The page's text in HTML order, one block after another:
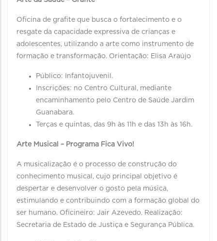
Oficina de grafite que busca o fortalecimento e o
resgate da capacidade expressiva de crianças e
adolescentes, utilizando a arte como instrumento de
formação e transformação. Orientação: Elisa Araújo
Público: Infantojuvenil.
Inscrições: no Centro Cultural, mediante
encaminhamento pelo Centro de Saúde Jardim
Guanabara.
Terças e quintas, das 9h às 11h e das 13h às 16h.
Arte Musical – Programa Fica Vivo!
A musicalização é o processo de construção do
conhecimento musical, cujo principal objetivo é
despertar e desenvolver o gosto pela música,
estimulando e contribuindo com a formação global do
ser humano. Oficineiro: Jair Azevedo. Realização:
Secretaria de Estado de Justiça e Segurança Pública.